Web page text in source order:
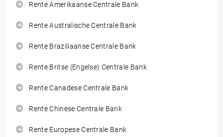
Rente Amerikaanse Centrale Bank
Rente Australische Centrale Bank
Rente Braziliaanse Centrale Bank
Rente Britse (Engelse) Centrale Bank
Rente Canadese Centrale Bank
Rente Chinese Centrale Bank
Rente Europese Centrale Bank